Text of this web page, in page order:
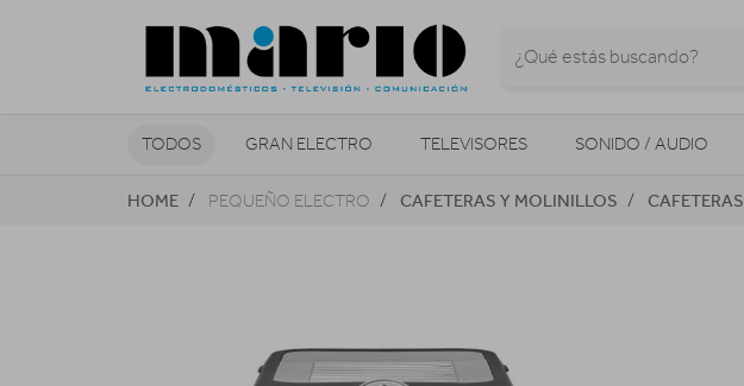
TODOS GRAN ELECTRO TELEVISORES SONIDO / AUDIO
CLIMATIZACIÓN Y CALEFACCIÓN MOVILIDAD URBANA
HOME PEQUEÑO ELECTRO CAFETERAS Y MOLINILLOS CAFETERAS